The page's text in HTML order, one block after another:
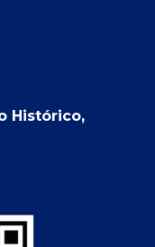
Histórico,